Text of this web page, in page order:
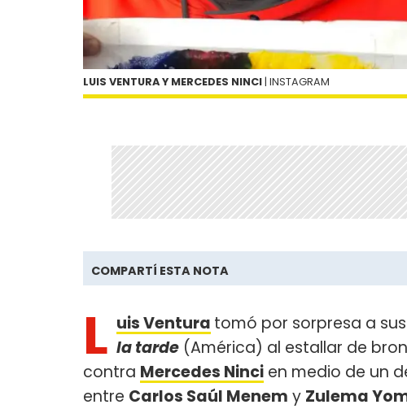
LUIS VENTURA Y MERCEDES NINCI | INSTAGRAM
COMPARTÍ ESTA NOTA
L uis Ventura tomó por sorpresa a
la tarde (América) al estallar de
contra Mercedes Ninci en medio de un
entre Carlos Saúl Menem y Zulema